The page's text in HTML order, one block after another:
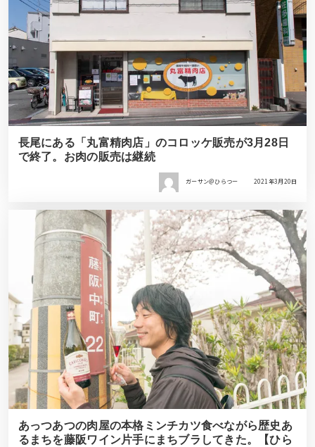
長尾にある「丸富精肉店」のコロッケ販売が3月28日
で終了。お肉の販売は継続
ガーサン＠ひらつー 2021年3月20日
あっつあつの肉屋の本格ミンチカツ食べながら歴史あ
るまちを藤阪ワイン片手にまちブラしてきた。【ひら